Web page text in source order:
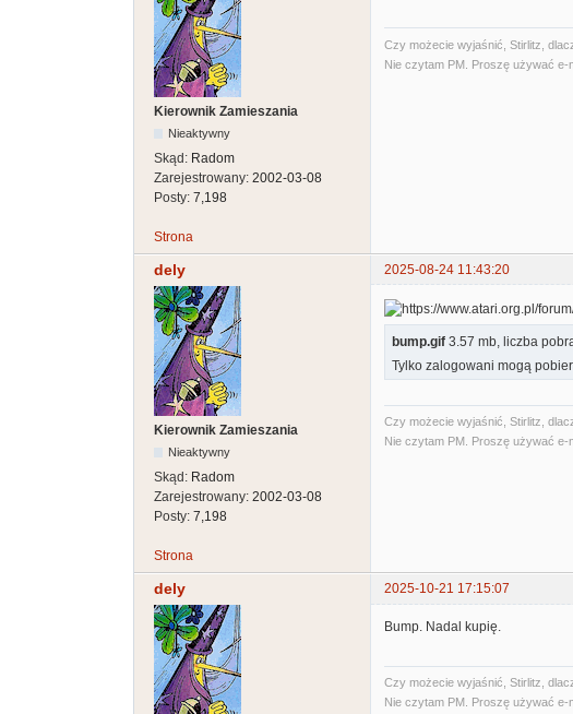
Kierownik Zamieszania
Nieaktywny
Skąd: Radom
Zarejestrowany: 2002-03-08
Posty: 7,198
Czy możecie wyjaśnić, Stirlitz,
Nie czytam PM. Proszę używać e-
Strona
dely 2025-08-24 11:43:20
Kierownik Zamieszania
Nieaktywny
Skąd: Radom
Zarejestrowany: 2002-03-08
Posty: 7,198
bump.gif 3.57 mb, liczba
Tylko zalogowani mogą
Czy możecie wyjaśnić, Stirlitz,
Nie czytam PM. Proszę używać e-
Strona
dely 2025-10-21 17:15:07
Bump. Nadal kupię.
Czy możecie wyjaśnić, Stirlitz,
Nie czytam PM. Proszę używać e-